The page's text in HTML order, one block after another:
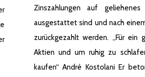
Zinszahlungen auf geliehenes
ausgestattet sind und nach
zurückgezahlt werden. „Für ein
Aktien und um ruhig zu
kaufen“ André Kostolani Er